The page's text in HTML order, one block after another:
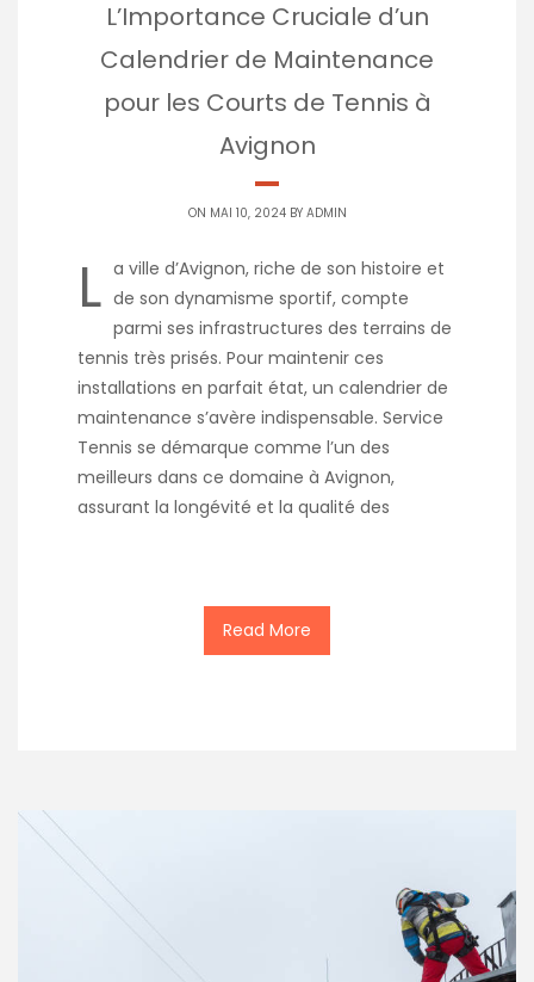
L’Importance Cruciale d’un
Calendrier de Maintenance
pour les Courts de Tennis à
Avignon
ON MAI 10, 2024 BY ADMIN
L a ville d’Avignon, riche de son histoire et
de son dynamisme sportif, compte
parmi ses infrastructures des terrains de
tennis très prisés. Pour maintenir ces
installations en parfait état, un calendrier de
maintenance s’avère indispensable. Service
Tennis se démarque comme l’un des
meilleurs dans ce domaine à Avignon,
assurant la longévité et la qualité des
Read More